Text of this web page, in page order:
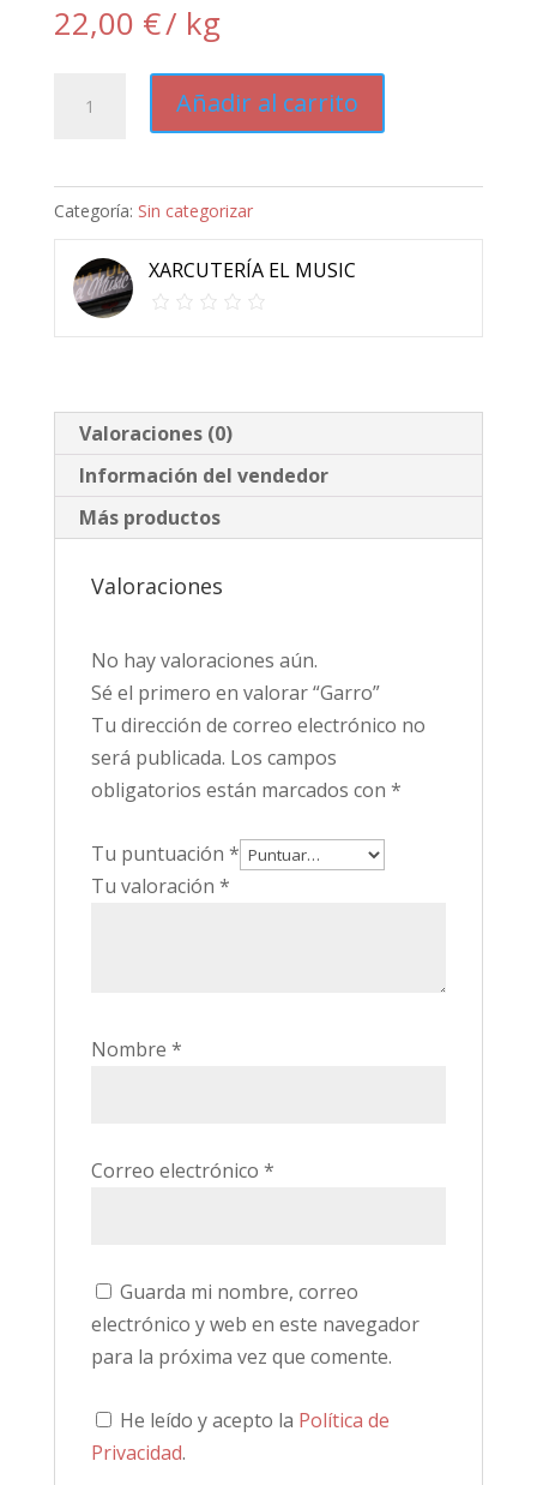
22,00 €/ kg
cantidad
Añadir al carrito
Categoría: Sin categorizar
XARCUTERÍA EL MUSIC
Valoraciones (0)
Información del vendedor
Más productos
Valoraciones
No hay valoraciones aún.
Sé el primero en valorar “Garro”
Tu dirección de correo electrónico no
será publicada. Los campos
obligatorios están marcados con *
Tu puntuación *
Tu valoración *
Nombre *
Correo electrónico *
Guarda mi nombre, correo
electrónico y web en este navegador
para la próxima vez que comente.
He leído y acepto la Política de
Privacidad.